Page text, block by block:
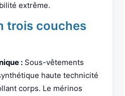
extrême.
trois couches
: Sous-vêtements
haute technicité
corps. Le mérinos